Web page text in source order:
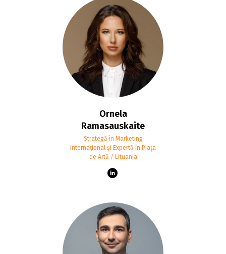
Ornela
Ramasauskaite
Strategă în Marketing
Internațional și Expertă în Piața
de Artă / Lituania